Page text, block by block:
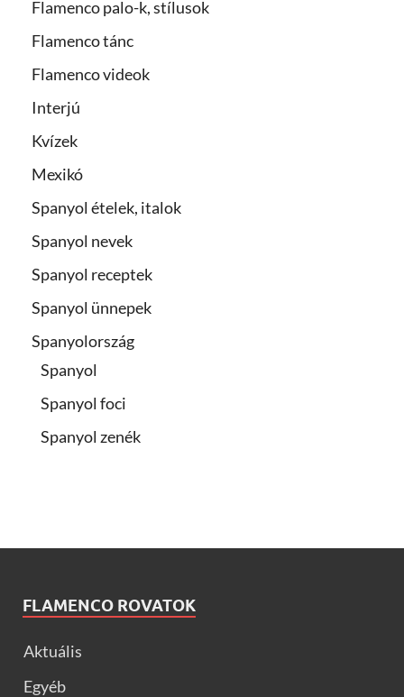
Flamenco palo-k, stílusok
Flamenco tánc
Flamenco videok
Interjú
Kvízek
Mexikó
Spanyol ételek, italok
Spanyol nevek
Spanyol receptek
Spanyol ünnepek
Spanyolország
Spanyol
Spanyol foci
Spanyol zenék
FLAMENCO ROVATOK
Aktuális
Egyéb